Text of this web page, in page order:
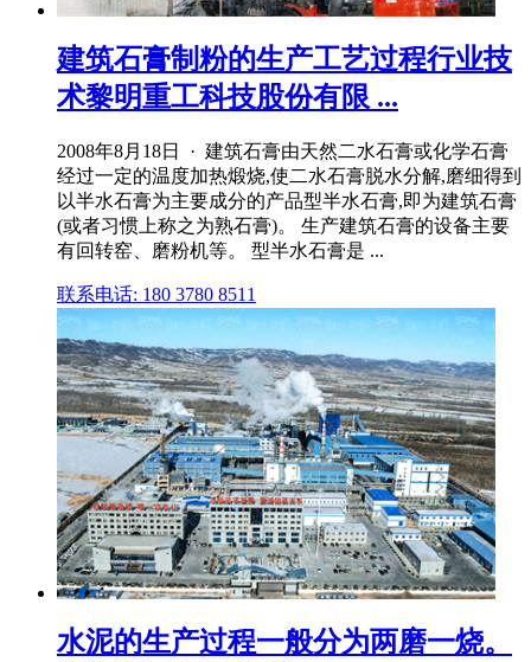
建筑石膏制粉的生产工艺过程行业技
术黎明重工科技股份有限 ...
2008年8月18日 · 建筑石膏由天然二水石膏或化学石膏
经过一定的温度加热煅烧,使二水石膏脱水分解,磨细得到
以半水石膏为主要成分的产品型半水石膏,即为建筑石膏
(或者习惯上称之为熟石膏)。 生产建筑石膏的设备主要
有回转窑、磨粉机等。 型半水石膏是 ...
联系电话: 180 3780 8511
水泥的生产过程一般分为两磨一烧。